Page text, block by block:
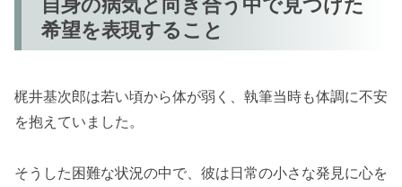
希望を表現すること
梶井基次郎は若い頃から体が弱く、執筆当時も体調に不安
を抱えていました。
そうした困難な状況の中で、彼は日常の小さな発見に心を